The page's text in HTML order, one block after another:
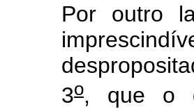
Por outro
3o, que o